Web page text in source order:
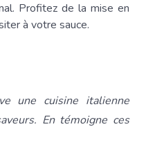
Profitez de la mise en
à votre sauce.
une cuisine italienne
En témoigne ces